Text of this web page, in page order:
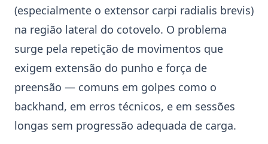
(especialmente o extensor carpi radialis brevis)
na região lateral do cotovelo. O problema
surge pela repetição de movimentos que
exigem extensão do punho e força de
preensão — comuns em golpes como o
backhand, em erros técnicos, e em sessões
longas sem progressão adequada de carga.